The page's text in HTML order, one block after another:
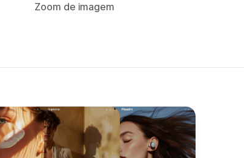
Zoom de imagem